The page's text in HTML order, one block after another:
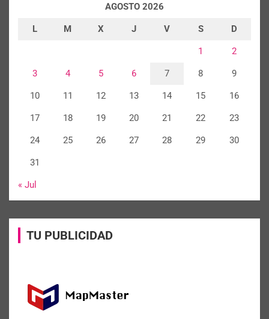
AGOSTO 2026
L M X J V S D
1 2
3 4 5 6 7 8 9
10 11 12 13 14 15 16
17 18 19 20 21 22 23
24 25 26 27 28 29 30
31
« Jul
TU PUBLICIDAD